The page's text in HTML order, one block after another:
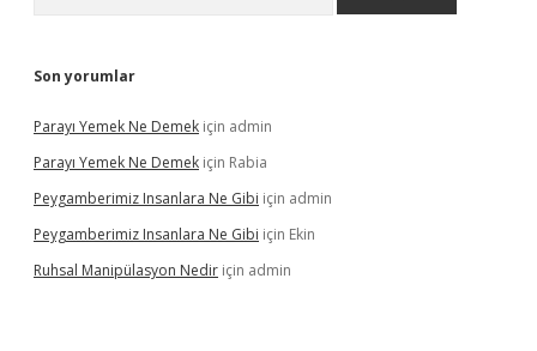
Son yorumlar
Parayı Yemek Ne Demek için admin
Parayı Yemek Ne Demek için Rabia
Peygamberimiz Insanlara Ne Gibi için admin
Peygamberimiz Insanlara Ne Gibi için Ekin
Ruhsal Manipülasyon Nedir için admin